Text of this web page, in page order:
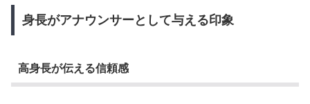
身長がアナウンサーとして与える印象
高身長が伝える信頼感